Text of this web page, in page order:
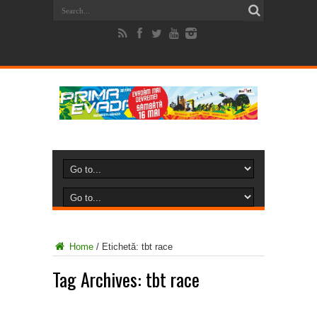
Home / Etichetă: tbt race
Tag Archives: tbt race